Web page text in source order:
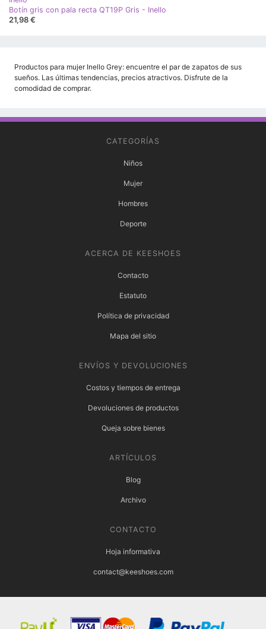
Botín gris con pala recta QT19P Gris - Inello
21,98 €
Productos para mujer Inello Grey: encuentre el par de zapatos de sus
sueños. Las últimas tendencias, precios atractivos. Disfrute de la
comodidad de comprar.
CATEGORÍAS
Niños
Mujer
Hombres
Deporte
ACERCA DE KEESHOES
Contacto
Estatuto
Política de privacidad
Mapa del sitio
ENVÍOS Y DEVOLUCIONES
Costos y tiempos de entrega
Devoluciones de productos
Queja sobre bienes
ARTÍCULOS
Blog
Archivo
CONTACTO
Hoja informativa
contact@keeshoes.com